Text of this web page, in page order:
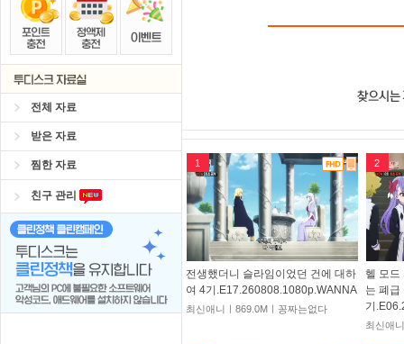
전체 자료
받은 자료
찜한 자료
친구 관리
1
전생했더니 슬라임이었던 건에 대하
여 4기.E17.260808.1080p.WANNA
최신애니ㅣ869.0Mㅣ꽁짜는없다
2
헬 모드
는 폐급
기
최신애